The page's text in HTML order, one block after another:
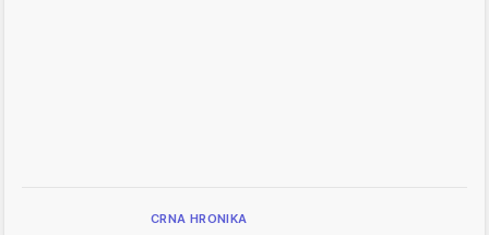
CRNA HRONIKA